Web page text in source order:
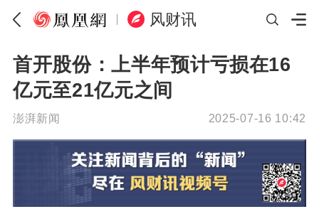
风财讯
首开股份：上半年预计亏损在16
亿元至21亿元之间
澎湃新闻 2025-07-16 10:42